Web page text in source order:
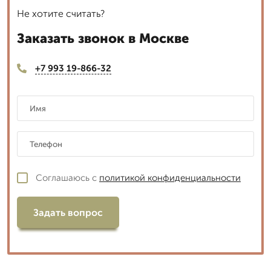
Не хотите считать?
Заказать звонок в Москве
+7 993 19-866-32
Соглашаюсь с политикой конфиденциальности
Задать вопрос